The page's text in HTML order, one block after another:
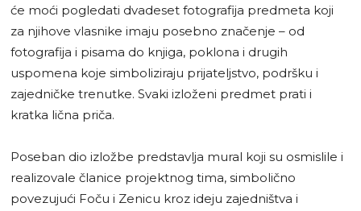
će moći pogledati dvadeset fotografija predmeta koji
za njihove vlasnike imaju posebno značenje – od
fotografija i pisama do knjiga, poklona i drugih
uspomena koje simboliziraju prijateljstvo, podršku i
zajedničke trenutke. Svaki izloženi predmet prati i
kratka lična priča.
Poseban dio izložbe predstavlja mural koji su osmislile i
realizovale članice projektnog tima, simbolično
povezujući Foču i Zenicu kroz ideju zajedništva i